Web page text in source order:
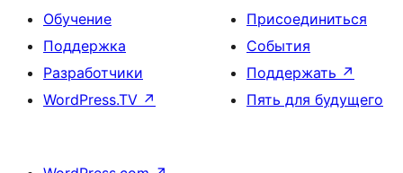
Обучение
Поддержка
Разработчики
WordPress.TV ↗
Присоединиться
События
Поддержать ↗
Пять для будущего